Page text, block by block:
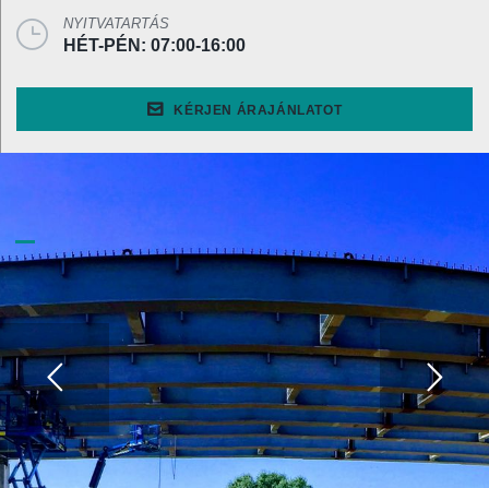
NYITVATARTÁS
HÉT-PÉN: 07:00-16:00
KÉRJEN ÁRAJÁNLATOT